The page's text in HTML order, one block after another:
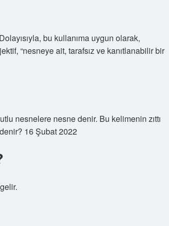
bu kullanıma uygun olarak,
“nesneye ait, tarafsız ve kanıtlanabilir bir
nesnelere nesne denir. Bu kelimenin zıttı
16 Şubat 2022